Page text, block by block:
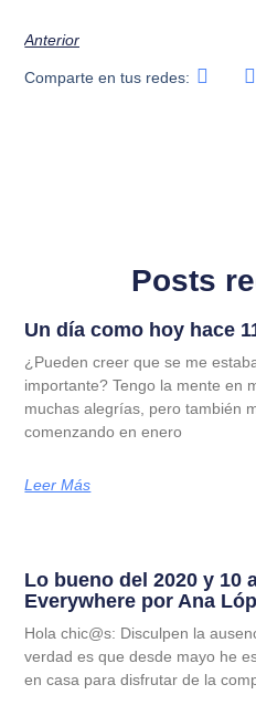
Anterior
Comparte en tus redes:
Posts
Un día como hoy hace
¿Pueden creer que se me
importante? Tengo la mente en
muchas alegrías, pero también
comenzando en enero
Leer Más
Lo bueno del 2020 y 10
Everywhere por Ana
Hola chic@s: Disculpen la
verdad es que desde mayo he
en casa para disfrutar de la